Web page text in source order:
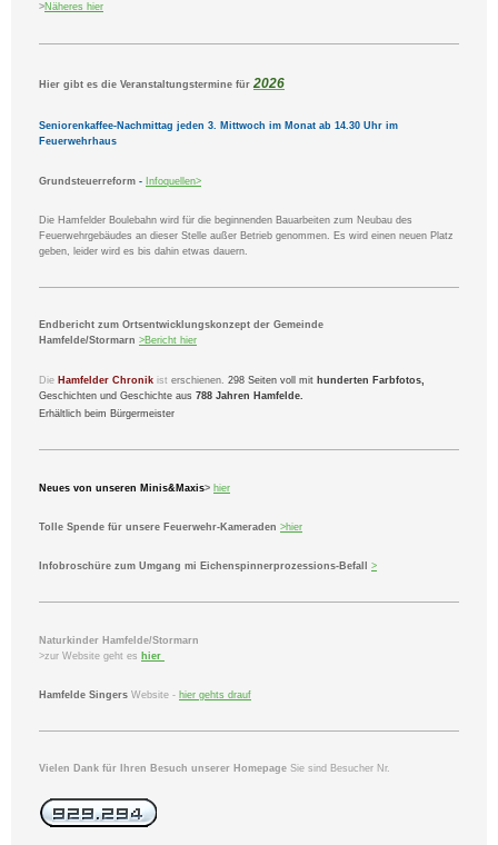
>Näheres hier
Hier gibt es die Veranstaltungstermine für 2026
Seniorenkaffee-Nachmittag jeden 3. Mittwoch im Monat ab 14.30 Uhr im
Feuerwehrhaus
Grundsteuerreform - Infoquellen>
Die Hamfelder Boulebahn wird für die beginnenden Bauarbeiten zum Neubau des
Feuerwehrgebäudes an dieser Stelle außer Betrieb genommen. Es wird einen neuen Platz
geben, leider wird es bis dahin etwas dauern.
Endbericht zum Ortsentwicklungskonzept der Gemeinde
Hamfelde/Stormarn >Bericht hier
Die Hamfelder Chronik ist erschienen. 298 Seiten voll mit hunderten Farbfotos,
Geschichten und Geschichte aus 788 Jahren Hamfelde.
Erhältlich beim Bürgermeister
Neues von unseren Minis&Maxis> hier
Tolle Spende für unsere Feuerwehr-Kameraden >hier
Infobroschüre zum Umgang mi Eichenspinnerprozessions-Befall >
Naturkinder Hamfelde/Stormarn
>zur Website geht es hier
Hamfelde Singers Website - hier gehts drauf
Vielen Dank für Ihren Besuch unserer Homepage Sie sind Besucher Nr.